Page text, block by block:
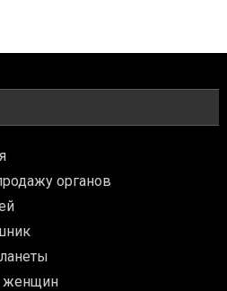
органов
женщин